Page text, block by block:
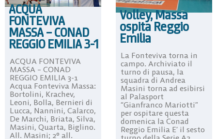
ACQUA
FONTEVIVA
MASSA – CONAD
REGGIO EMILIA 3-1
ACQUA FONTEVIVA
MASSA – CONAD
REGGIO EMILIA 3-1
Acqua Fonteviva Massa:
Bortolini, Krachev,
Leoni, Bolla, Bernieri di
Lucca, Nannini, Calarco,
De Marchi, Briata, Silva,
Masini, Quarta, Biglino.
All. Masini; 2° all.
Volley, Massa
ospita Reggio
Emilia
La Fonteviva torna in
campo. Archiviato il
turno di pausa, la
squadra di Andrea
Masini torna ad esibirsi
al Palasport
“Gianfranco Mariotti”
per ospitare questa
domenica la Conad
Reggio Emilia E’ il sesto